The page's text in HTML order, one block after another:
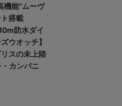
機能”ムーヴ
搭載
防水ダイ
ウオッチ】
スの未上陸
カンパニ